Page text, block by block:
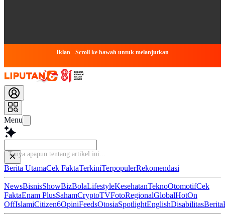
Iklan - Scroll ke bawah untuk melanjutkan
Menu
Tanya apapun t
Berita UtamaCek FaktaTerkiniTerpopulerRekomendasi
NewsBisnisShowBizBolaLifestyleKesehatanTeknoOtomotifCek
FaktaEnam PlusSahamCryptoTVFotoRegionalGlobalHotOn
OffIslamiCitizen6OpiniFeedsOtosiaSpotlightEnglishDisabilitasBerita